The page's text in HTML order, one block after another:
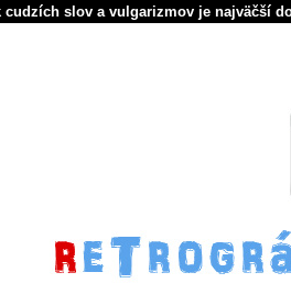
cudzích slov a vulgarizmov je najväčší